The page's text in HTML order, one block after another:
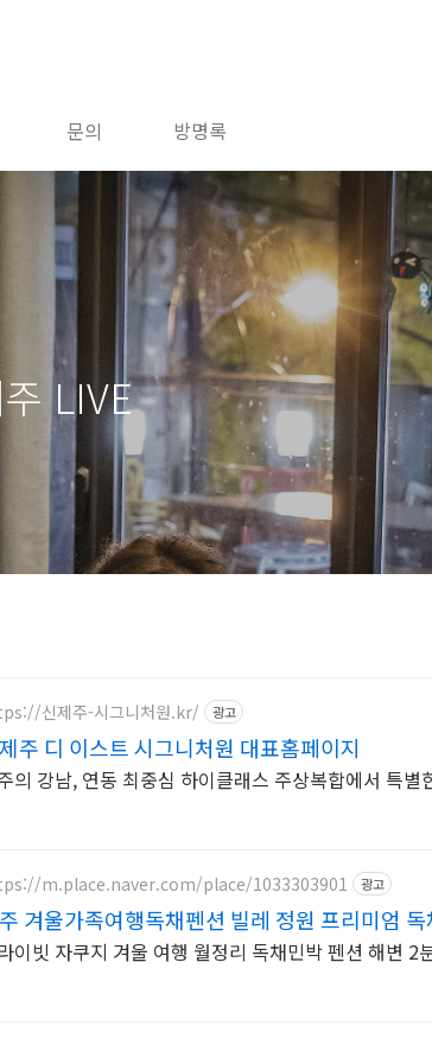
문의 방명록
LIVE
신제주-시그니처원.kr/ 광고
주 디 이스트 시그니처원 대표홈페이지
의 강남, 연동 최중심 하이클래스 주상복합에서 특별
m.place.naver.com/place/1033303901 광고
겨울가족여행독채펜션 빌레 정원 프리미엄 독
이빗 자쿠지 겨울 여행 월정리 독채민박 펜션 해변 2